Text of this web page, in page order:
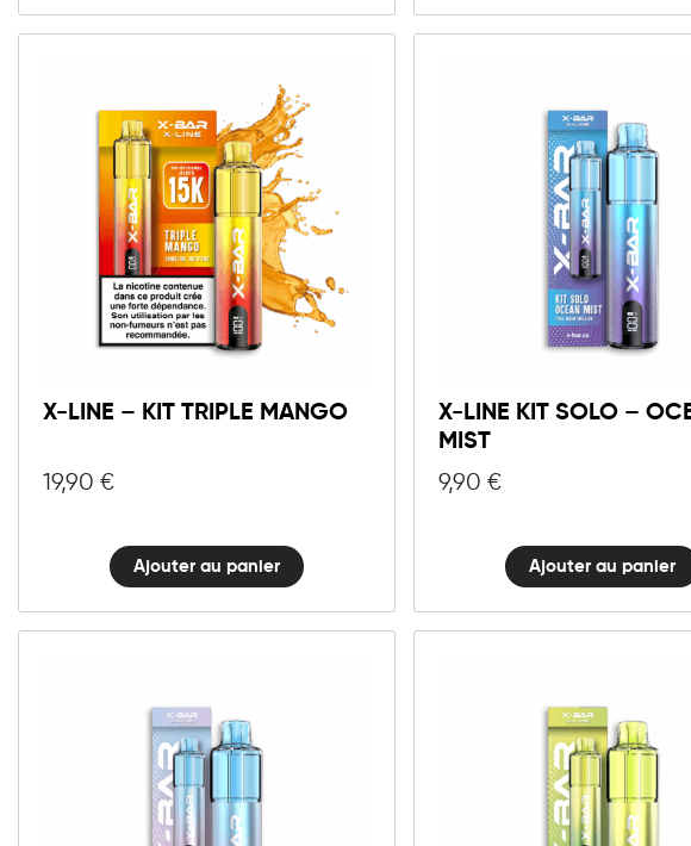
X-LINE – KIT TRIPLE MANGO
19,90 €
10mg 20mg
X-
LINE
Kit
Triple
Ajouter au panier
X-LINE KIT SOLO –
MIST
9,90€
X-
Line
Kit
-
Ajouter au panier